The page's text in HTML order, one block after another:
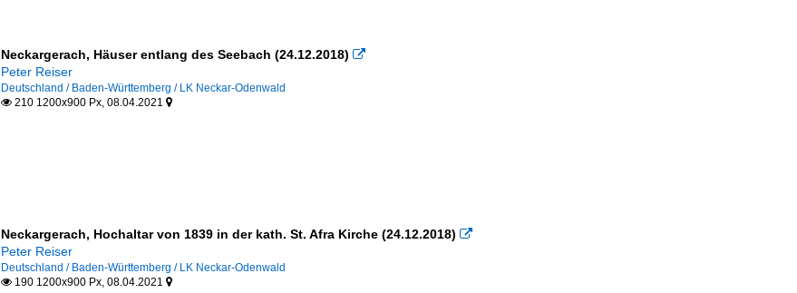
Neckargerach, Häuser entlang des Seebach (24.12.2018) 
Peter Reiser
Deutschland / Baden-Württemberg / LK Neckar-Odenwald
210 1200x900 Px, 08.04.2021 
Neckargerach, Hochaltar von 1839 in der kath. St. Afra Kirche (24.12.2018) 
Peter Reiser
Deutschland / Baden-Württemberg / LK Neckar-Odenwald
190 1200x900 Px, 08.04.2021 